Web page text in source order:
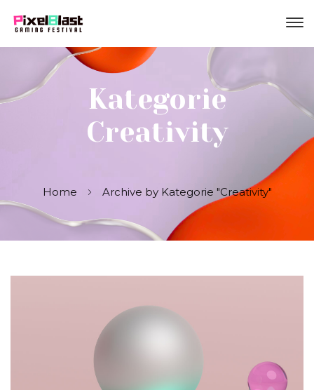
Kategorie
Creativity
Home Archive by Kategorie "Creativity"